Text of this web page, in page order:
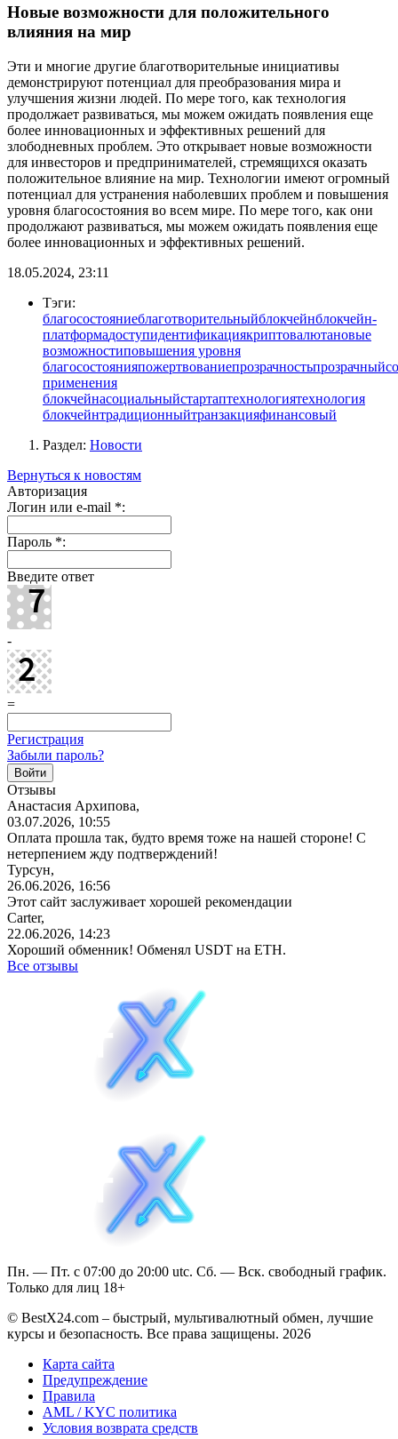
Новые возможности для положительного
влияния на мир
Эти и многие другие благотворительные инициативы
демонстрируют потенциал для преобразования мира и
улучшения жизни людей. По мере того, как технология
продолжает развиваться, мы можем ожидать появления еще
более инновационных и эффективных решений для
злободневных проблем. Это открывает новые возможности
для инвесторов и предпринимателей, стремящихся оказать
положительное влияние на мир. Технологии имеют огромный
потенциал для устранения наболевших проблем и повышения
уровня благосостояния во всем мире. По мере того, как они
продолжают развиваться, мы можем ожидать появления еще
более инновационных и эффективных решений.
18.05.2024, 23:11
Тэги:
благосостояниеблаготворительныйблокчейнблокчейн-
платформадоступидентификациякриптовалютановые
возможностиповышения уровня
благосостоянияпожертвованиепрозрачностьпрозрачный
применения
блокчейнасоциальныйстартаптехнологиятехнология
блокчейнтрадиционныйтранзакцияфинансовый
Раздел: Новости
Вернуться к новостям
Авторизация
Логин или e-mail *:
Пароль *:
Введите ответ
-
=
Регистрация
Забыли пароль?
Отзывы
Анастасия Архипова,
03.07.2026, 10:55
Оплата прошла так, будто время тоже на нашей стороне! С
нетерпением жду подтверждений!
Турсун,
26.06.2026, 16:56
Этот сайт заслуживает хорошей рекомендации
Carter,
22.06.2026, 14:23
Хороший обменник! Обменял USDT на ETH.
Все отзывы
Пн. — Пт. с 07:00 до 20:00 utc. Сб. — Вск. свободный график.
Только для лиц 18+
© BestX24.com – быстрый, мультивалютный обмен, лучшие
курсы и безопасность. Все права защищены. 2026
Карта сайта
Предупреждение
Правила
AML / KYC политика
Условия возврата средств